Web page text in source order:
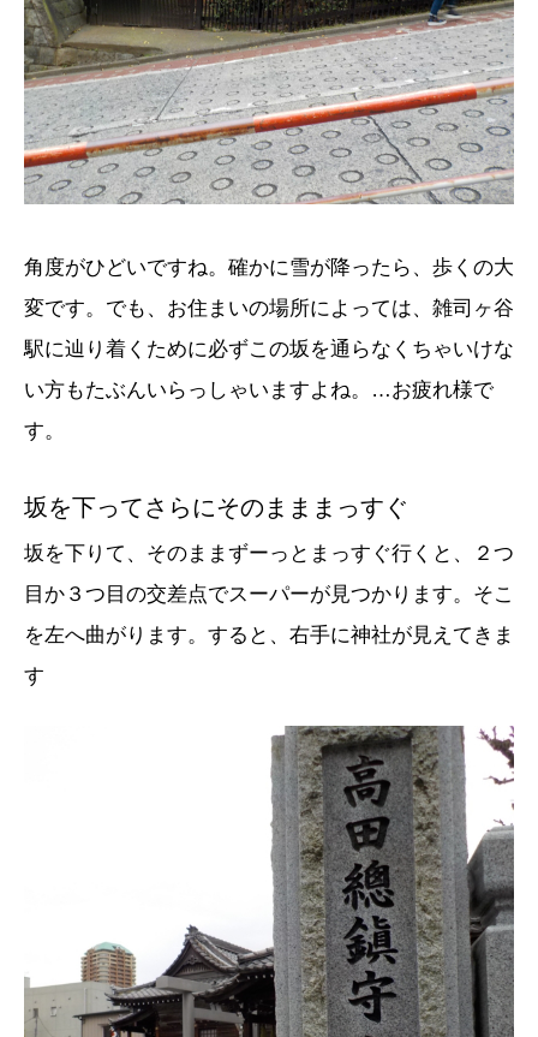
角度がひどいですね。確かに雪が降ったら、歩くの大
変です。でも、お住まいの場所によっては、雑司ヶ谷
駅に辿り着くために必ずこの坂を通らなくちゃいけな
い方もたぶんいらっしゃいますよね。…お疲れ様で
す。
坂を下ってさらにそのまままっすぐ
坂を下りて、そのままずーっとまっすぐ行くと、２つ
目か３つ目の交差点でスーパーが見つかります。そこ
を左へ曲がります。すると、右手に神社が見えてきま
す